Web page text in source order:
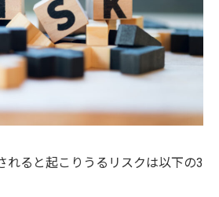
れると起こりうるリスクは以下の3